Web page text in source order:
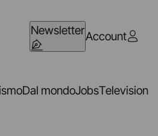
NewsletterAccount
Dal mondoJobsTelevision